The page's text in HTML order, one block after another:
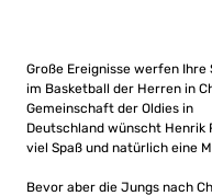
Große Ereignisse werfen
im Basketball der Herren in
Gemeinschaft der Oldies in
Deutschland wünscht Henrik
viel Spaß und natürlich eine
Bevor aber die Jungs nach